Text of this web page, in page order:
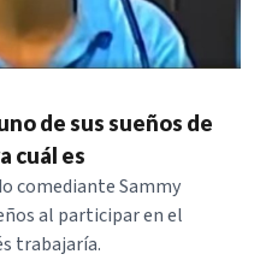
de sus sueños de
cuál es
comediante Sammy
al participar en el
trabajaría.